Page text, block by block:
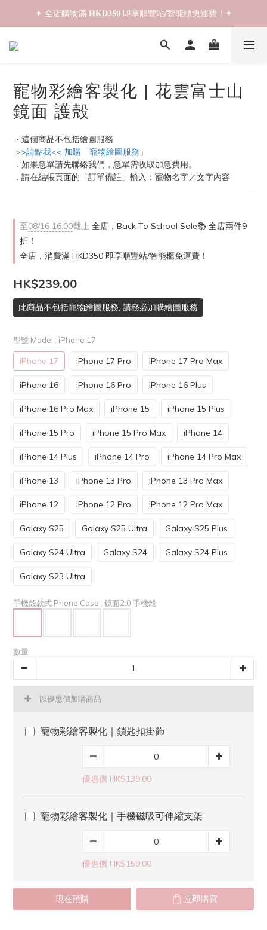
✦ 𝐁𝐚𝐜𝐤 𝐓𝐨 𝐒𝐜𝐡𝐨𝐨𝐥 𝐒𝐚𝐥𝐞📚 全店兩件𝟗折！✦
✦ 全店購物滿 𝐇𝐊𝐃𝟑𝟓𝟎 即享順豐站/智能櫃免運費！✦
✦ 𝐁𝐚𝐜𝐤 𝐓𝐨 𝐒𝐜𝐡𝐨𝐨𝐥 𝐒𝐚𝐥𝐞📚 全店兩件𝟗折！✦
寵物彩繪客製化 | 花雲富士山
鏡面 護殻
・這個商品不包括繪圖服務
>>請點我<< 加購「寵物繪圖服務」
．如果急單請先聯絡我們，急單需收取加急費用。
．請在結帳頁面的「訂單備註」輸入：寵物名字／文字內容
至08/16 16:00截止 全店，Back To School Sale📚 全店兩件9
折！
全店，消費滿 HKD350 即享順豐站/智能櫃免運費！
HK$239.00
此商品不包括寵物繪圖服務, 請務必加購繪圖服務
型號 Model : iPhone 17
iPhone 17 iPhone 17 Pro iPhone 17 Pro Max
iPhone 16 iPhone 16 Pro iPhone 16 Plus
iPhone 16 Pro Max iPhone 15 iPhone 15 Plus
iPhone 15 Pro iPhone 15 Pro Max iPhone 14
iPhone 14 Plus iPhone 14 Pro iPhone 14 Pro Max
iPhone 13 iPhone 13 Pro iPhone 13 Pro Max
iPhone 12 iPhone 12 Pro iPhone 12 Pro Max
Galaxy S25 Galaxy S25 Ultra Galaxy S25 Plus
Galaxy S24 Ultra Galaxy S24 Galaxy S24 Plus
Galaxy S23 Ultra
手機殻款式 Phone Case : 鏡面2.0 手機殻
數量
以優惠價加購商品
寵物彩繪客製化｜鎖匙扣掛飾
優惠價 HK$139.00
寵物彩繪客製化｜手機磁吸可伸縮支架
優惠價 HK$159.00
現在預購 立即購買